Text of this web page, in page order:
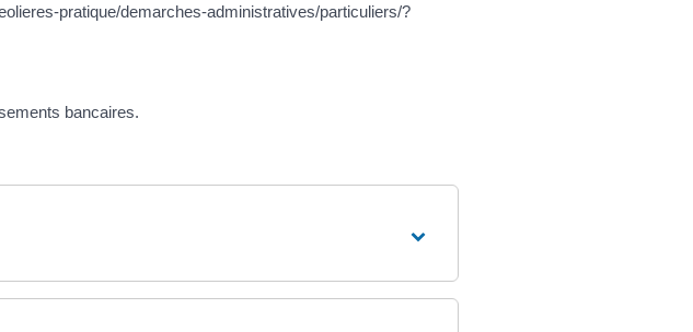
pratique/demarches-administratives/particuliers/?
bancaires.